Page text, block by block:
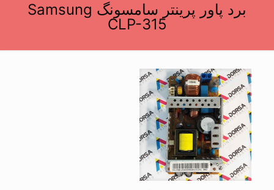
برد پاور پرینتر سامسونگ Samsung
CLP-315